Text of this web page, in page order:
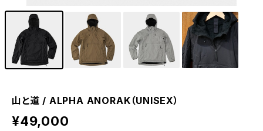
山と道 / ALPHA ANORAK（UNISEX）
¥49,000